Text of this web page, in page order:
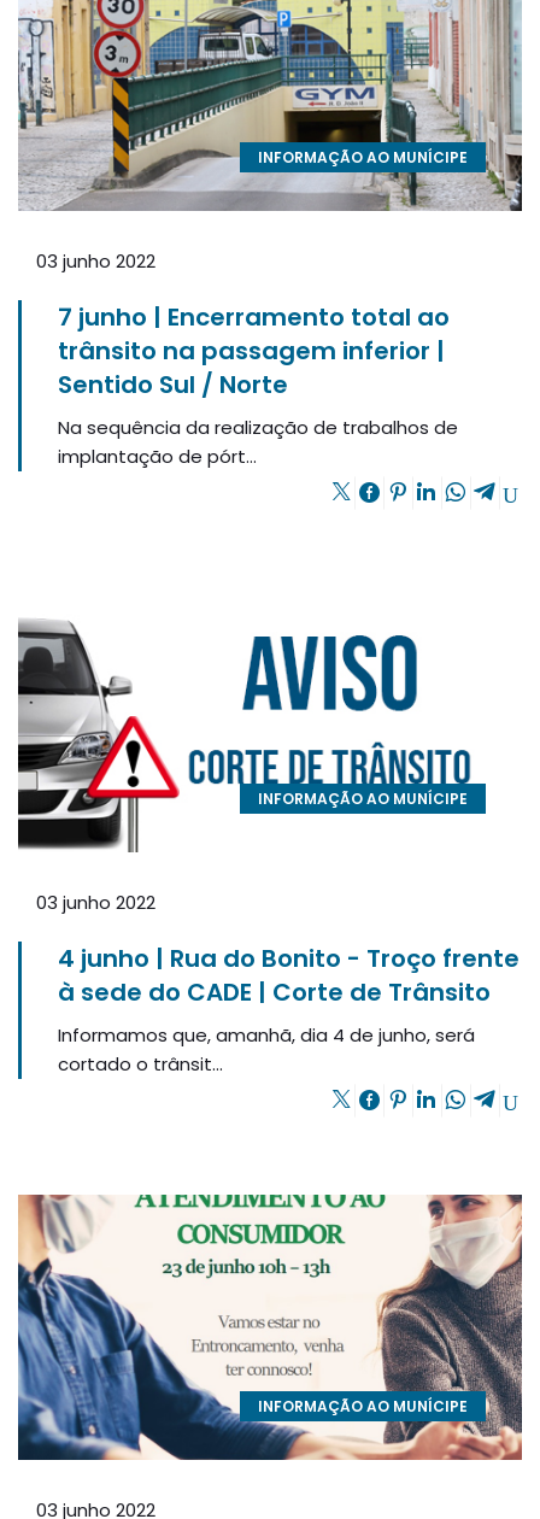
INFORMAÇÃO AO MUNÍCIPE
03 junho 2022
7 junho | Encerramento total ao
trânsito na passagem inferior |
Sentido Sul / Norte
Na sequência da realização de trabalhos de
implantação de pórt...
INFORMAÇÃO AO MUNÍCIPE
03 junho 2022
4 junho | Rua do Bonito - Troço frente
à sede do CADE | Corte de Trânsito
Informamos que, amanhã, dia 4 de junho, será
cortado o trânsit...
INFORMAÇÃO AO MUNÍCIPE
03 junho 2022